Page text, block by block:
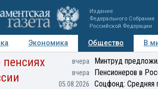
Издание
Федерального Собрания
Российской Федерации
Экономика Общество В
Персоны Мнения Регионы
пенсиях
вчера Минтруд
вчера Пенсионеров в
05.08.2026 Соцфонд: Средняя